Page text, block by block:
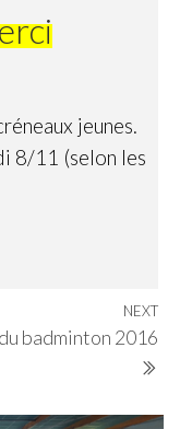
jeunes.
8/11 (selon les
NEXT
badminton 2016